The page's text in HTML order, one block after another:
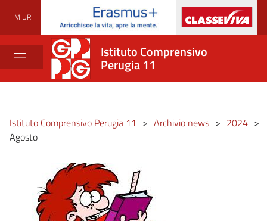
MIUR
Istituto Comprensivo
Perugia 11
Istituto Comprensivo Perugia 11 > Archivio news > 2024 >
Agosto